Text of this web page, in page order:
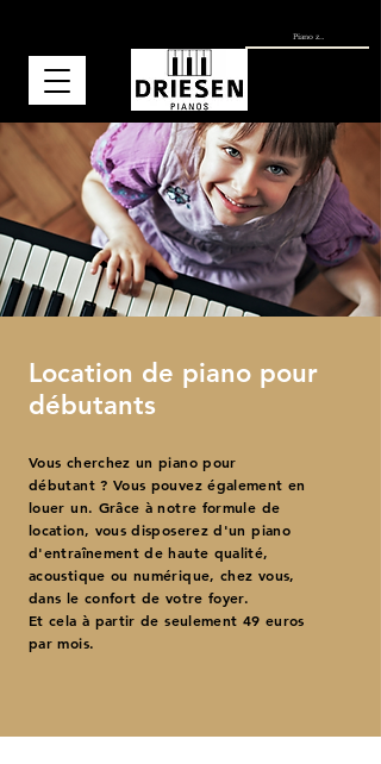
Location de piano pour
débutants
Vous cherchez un piano pour
débutant ? Vous pouvez également en
louer un. Grâce à notre formule de
location, vous disposerez d'un piano
d'entraînement de haute qualité,
acoustique ou numérique, chez vous,
dans le confort de votre foyer.
Et cela à partir de seulement 49 euros
par mois.